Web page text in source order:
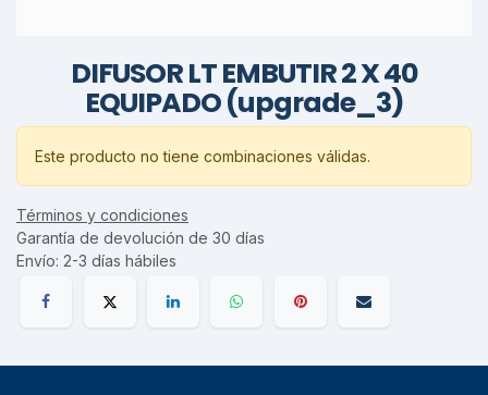
DIFUSOR LT EMBUTIR 2 X 40
EQUIPADO (upgrade_3)
Este producto no tiene combinaciones válidas.
Términos y condiciones
Garantía de devolución de 30 días
Envío: 2-3 días hábiles